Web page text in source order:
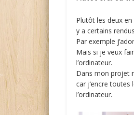
Plutôt les deux
y a certains
Par exemple
Mais si je veux
l’ordinateur.
Dans mon projet
car j’encre toutes
l’ordinateur.